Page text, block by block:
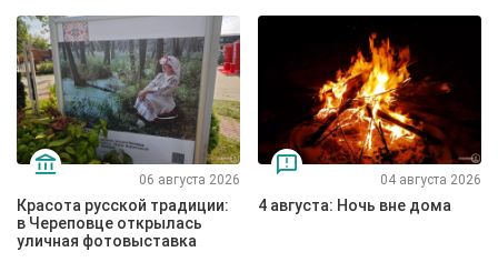
06 августа 2026
Красота русской традиции:
в Череповце открылась
уличная фотовыставка
04 августа 2026
4 августа: Ночь вне дома